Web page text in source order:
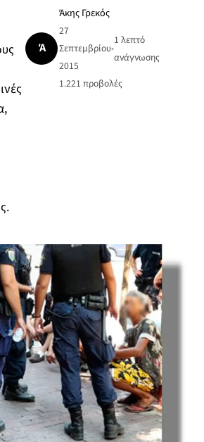
Ά
Άκης Γρεκός
27
Σεπτεμβρίου
2015
•
1 λεπτό
ανάγνωσης
1.221 προβολές